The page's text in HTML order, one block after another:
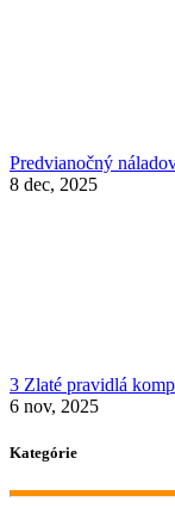
Predvianočný
8 dec, 2025
3 Zlaté pravidlá
6 nov, 2025
Kategórie